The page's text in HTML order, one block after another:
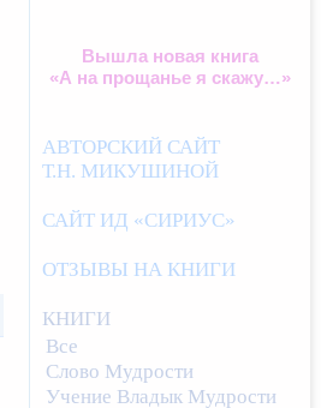
Вышла новая книга
«А на прощанье я скажу…»
АВТОРСКИЙ САЙТ
Т.Н. МИКУШИНОЙ
САЙТ ИД «СИРИУС»
ОТЗЫВЫ НА КНИГИ
КНИГИ
Все
Слово Мудрости
Учение Владык Мудрости